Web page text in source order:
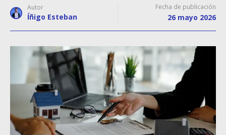
Autor
Íñigo Esteban
Fecha de publicación
26 mayo 2026